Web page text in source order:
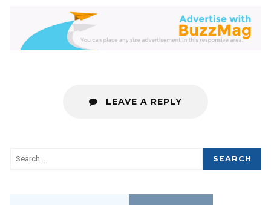
LEAVE A REPLY
SEARCH